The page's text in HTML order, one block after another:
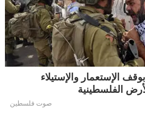
الإستعمار والإستيلاء
الفلسطينية
صوت فلسطين